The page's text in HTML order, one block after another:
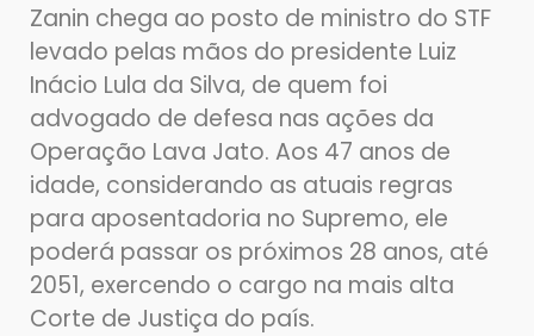
Zanin chega ao posto de ministro do STF
levado pelas mãos do presidente Luiz
Inácio Lula da Silva, de quem foi
advogado de defesa nas ações da
Operação Lava Jato. Aos 47 anos de
idade, considerando as atuais regras
para aposentadoria no Supremo, ele
poderá passar os próximos 28 anos, até
2051, exercendo o cargo na mais alta
Corte de Justiça do país.